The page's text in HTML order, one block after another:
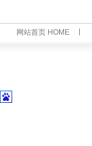
网站首页 HOME